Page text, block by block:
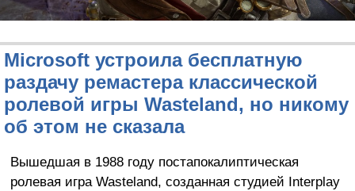
Microsoft устроила бесплатную
раздачу ремастера классической
ролевой игры Wasteland, но никому
об этом не сказала
Вышедшая в 1988 году постапокалиптическая
ролевая игра Wasteland, созданная студией Interplay